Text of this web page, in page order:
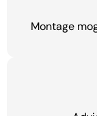
Montage